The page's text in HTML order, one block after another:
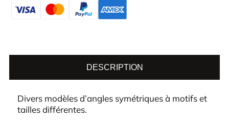
DESCRIPTION
Divers modèles d’angles symétriques à motifs et
tailles différentes.